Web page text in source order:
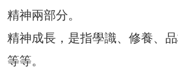
精神兩部分。
精神成長，是指學識、修養、
等等。